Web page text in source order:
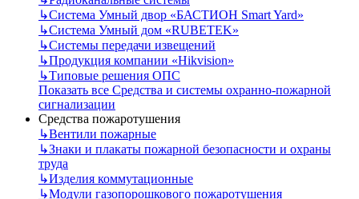
↳Система Умный двор «БАСТИОН Smart Yard»
↳Система Умный дом «RUBETEK»
↳Системы передачи извещений
↳Продукция компании «Hikvision»
↳Типовые решения ОПС
Показать все Средства и системы охранно-пожарной
сигнализации
Средства пожаротушения
↳Вентили пожарные
↳Знаки и плакаты пожарной безопасности и охраны
труда
↳Изделия коммутационные
↳Модули газопорошкового пожаротушения